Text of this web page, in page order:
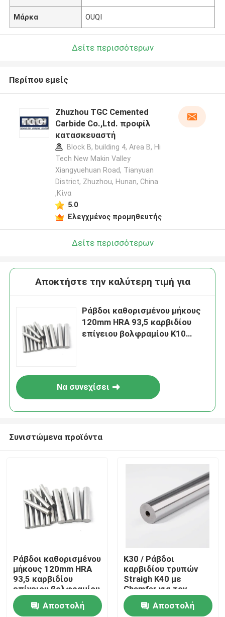
Προϊόντα
Περίπου εμείς
Μάρκα OUQI
Δείτε περισσότερων
Περίπου εμείς
Zhuzhou TGC Cemented
Carbide Co.,Ltd. προφίλ
κατασκευαστή
Block B, building 4, Area B, Hi
Tech New Makin Valley
Xiangyuehuan Road, Tianyuan
District, Zhuzhou, Hunan, China
,Κίνα
5.0
Ελεγχμένος προμηθευτής
Δείτε περισσότερων
Αποκτήστε την καλύτερη τιμή για
Ράβδοι καθορισμένου μήκους
120mm HRA 93,5 καρβιδίου
επίγειου βολφραμίου K10
Να συνεχίσει
Συνιστώμενα προϊόντα
Ράβδοι καθορισμένου
μήκους 120mm HRA
93,5 καρβιδίου
επίγειου βολφραμίου
K10 εξαιρετικά
λεπτέςΑποστολή
K30 / Ράβδοι
καρβιδίου τρυπών
Straigh K40 με
Chamfer για τον
τέμνοντα χάλυβα
Αποστολή